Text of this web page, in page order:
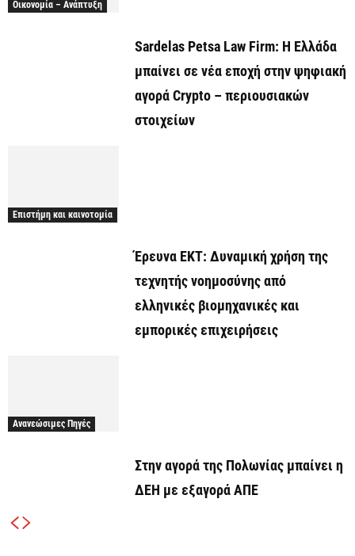
Οικονομία – Ανάπτυξη
Sardelas Petsa Law Firm: Η Ελλάδα
μπαίνει σε νέα εποχή στην ψηφιακή
αγορά Crypto – περιουσιακών
στοιχείων
Επιστήμη και καινοτομία
Έρευνα ΕΚΤ: Δυναμική χρήση της
τεχνητής νοημοσύνης από
ελληνικές βιομηχανικές και
εμπορικές επιχειρήσεις
Ανανεώσιμες Πηγές
Στην αγορά της Πολωνίας μπαίνει η
ΔΕΗ με εξαγορά ΑΠΕ